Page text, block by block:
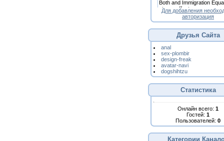
Для добавления
авторизация
Друзья Сайта
anal
sex-plombir
design-freak
avatar-navi
dogshihtzu
Статистика
Онлайн всего: 1
Гостей: 1
Пользователей: 0
Категории